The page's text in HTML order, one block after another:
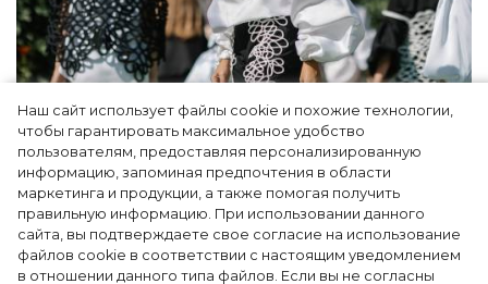
Наш сайт использует файлы cookie и похожие технологии,
чтобы гарантировать максимальное удобство
пользователям, предоставляя персонализированную
информацию, запоминая предпочтения в области
маркетинга и продукции, а также помогая получить
правильную информацию. При использовании данного
сайта, вы подтверждаете свое согласие на использование
файлов cookie в соответствии с настоящим уведомлением
в отношении данного типа файлов. Если вы не согласны
Показы для души: как Алтай стал новой
точкой на карте российской моды — Там,
где вдохновение само находит
дизайнера